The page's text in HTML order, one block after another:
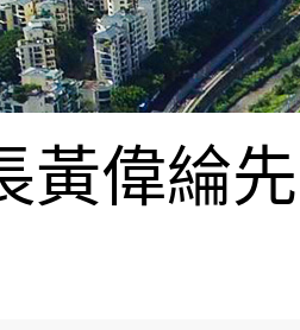
偉綸